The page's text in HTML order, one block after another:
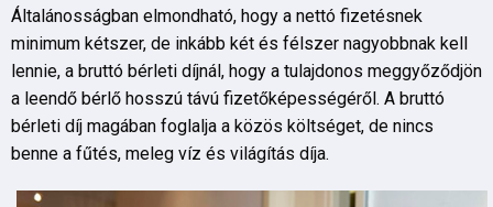
Általánosságban elmondható, hogy a nettó fizetésnek
minimum kétszer, de inkább két és félszer nagyobbnak kell
lennie, a bruttó bérleti díjnál, hogy a tulajdonos meggyőződjön
a leendő bérlő hosszú távú fizetőképességéről. A bruttó
bérleti díj magában foglalja a közös költséget, de nincs
benne a fűtés, meleg víz és világítás díja.